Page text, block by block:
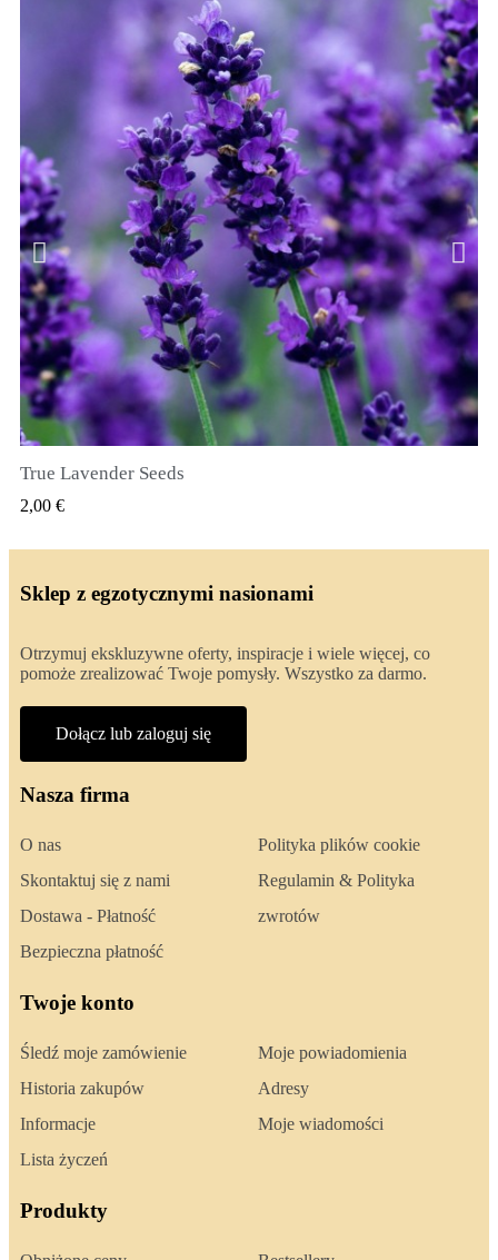
SZYBKI PODGLĄD
True Lavender Seeds
2,00 €
Sklep z egzotycznymi nasionami
Otrzymuj ekskluzywne oferty, inspiracje i wiele więcej, co
pomoże zrealizować Twoje pomysły. Wszystko za darmo.
Dołącz lub zaloguj się
Nasza firma
O nas
Skontaktuj się z nami
Dostawa - Płatność
Bezpieczna płatność
Polityka plików cookie
Regulamin & Polityka
zwrotów
Twoje konto
Śledź moje zamówienie
Historia zakupów
Informacje
Lista życzeń
Moje powiadomienia
Adresy
Moje wiadomości
Produkty